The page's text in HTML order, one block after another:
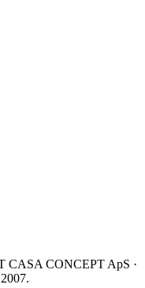
CONCEPT ApS ·